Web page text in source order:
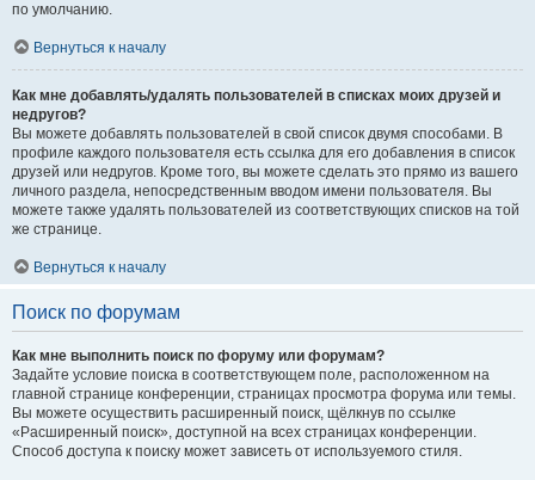
по умолчанию.
Вернуться к началу
Как мне добавлять/удалять пользователей в списках моих друзей и
недругов?
Вы можете добавлять пользователей в свой список двумя способами. В
профиле каждого пользователя есть ссылка для его добавления в список
друзей или недругов. Кроме того, вы можете сделать это прямо из вашего
личного раздела, непосредственным вводом имени пользователя. Вы
можете также удалять пользователей из соответствующих списков на той
же странице.
Вернуться к началу
Поиск по форумам
Как мне выполнить поиск по форуму или форумам?
Задайте условие поиска в соответствующем поле, расположенном на
главной странице конференции, страницах просмотра форума или темы.
Вы можете осуществить расширенный поиск, щёлкнув по ссылке
«Расширенный поиск», доступной на всех страницах конференции.
Способ доступа к поиску может зависеть от используемого стиля.